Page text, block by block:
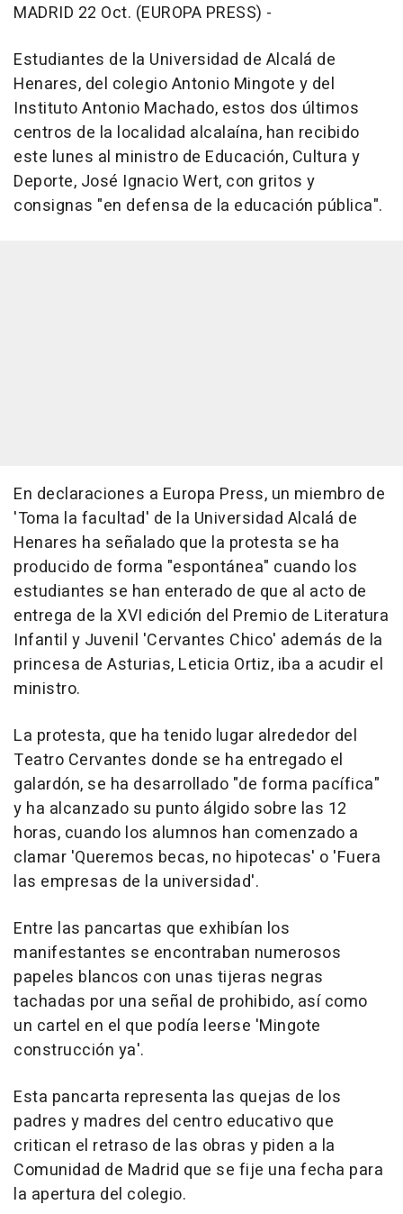
MADRID 22 Oct. (EUROPA PRESS) -
Estudiantes de la Universidad de Alcalá de
Henares, del colegio Antonio Mingote y del
Instituto Antonio Machado, estos dos últimos
centros de la localidad alcalaína, han recibido
este lunes al ministro de Educación, Cultura y
Deporte, José Ignacio Wert, con gritos y
consignas "en defensa de la educación pública".
En declaraciones a Europa Press, un miembro de
'Toma la facultad' de la Universidad Alcalá de
Henares ha señalado que la protesta se ha
producido de forma "espontánea" cuando los
estudiantes se han enterado de que al acto de
entrega de la XVI edición del Premio de Literatura
Infantil y Juvenil 'Cervantes Chico' además de la
princesa de Asturias, Leticia Ortiz, iba a acudir el
ministro.
La protesta, que ha tenido lugar alrededor del
Teatro Cervantes donde se ha entregado el
galardón, se ha desarrollado "de forma pacífica"
y ha alcanzado su punto álgido sobre las 12
horas, cuando los alumnos han comenzado a
clamar 'Queremos becas, no hipotecas' o 'Fuera
las empresas de la universidad'.
Entre las pancartas que exhibían los
manifestantes se encontraban numerosos
papeles blancos con unas tijeras negras
tachadas por una señal de prohibido, así como
un cartel en el que podía leerse 'Mingote
construcción ya'.
Esta pancarta representa las quejas de los
padres y madres del centro educativo que
critican el retraso de las obras y piden a la
Comunidad de Madrid que se fije una fecha para
la apertura del colegio.